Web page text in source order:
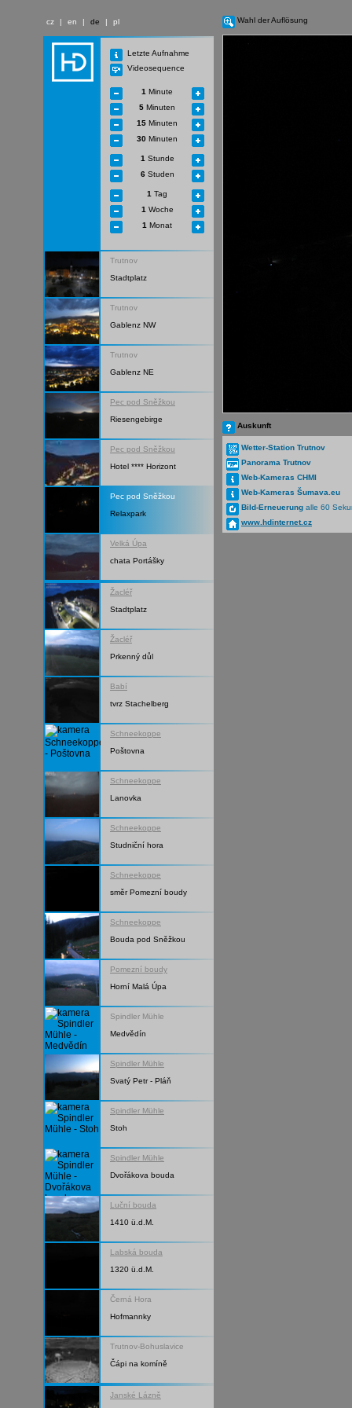
cz | en | de | pl
Letzte Aufnahme
Videosequence
1 Minute
5 Minuten
15 Minuten
30 Minuten
1 Stunde
6Studen
1 Tag
1 Woche
1 Monat
Trutnov
Stadtplatz
Trutnov
Gablenz NW
Trutnov
Gablenz NE
Pec pod Sněžkou
Riesengebirge
Pec pod Sněžkou
Hotel **** Horizont
Pec pod Sněžkou
Relaxpark
Velká Úpa
chata Portášky
Žacléř
Stadtplatz
Žacléř
Prkenný důl
Babí
tvrz Stachelberg
Schneekoppe
Poštovna
Schneekoppe
Lanovka
Schneekoppe
Studniční hora
Schneekoppe
směr Pomezní boudy
Schneekoppe
Bouda pod Sněžkou
Pomezní boudy
Horní Malá Úpa
Spindler Mühle
Medvědín
Spindler Mühle
Svatý Petr - Pláň
Spindler Mühle
Stoh
Spindler Mühle
Dvořákova bouda
Luční bouda
1410 ü.d.M.
Labská bouda
1320 ü.d.M.
Černá Hora
Hofmannky
Trutnov-Bohuslavice
Čápi na komíně
Janské Lázně
Wahl der Auflösung
Auskunft
Wetter-Station Trutnov
Panorama Trutnov
Web-Kameras CHMI
Web-Kameras Šumava.eu
Bild-Erneuerung alle 60
www.hdinternet.cz